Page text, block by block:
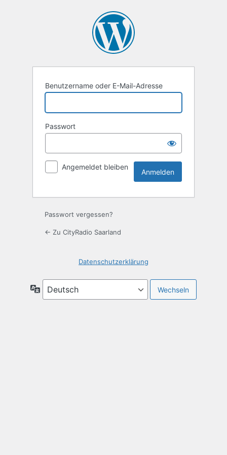
Benutzername oder E-Mail-Adresse
Passwort
Angemeldet bleiben
Passwort vergessen?
← Zu CityRadio Saarland
Datenschutzerklärung
Sprache